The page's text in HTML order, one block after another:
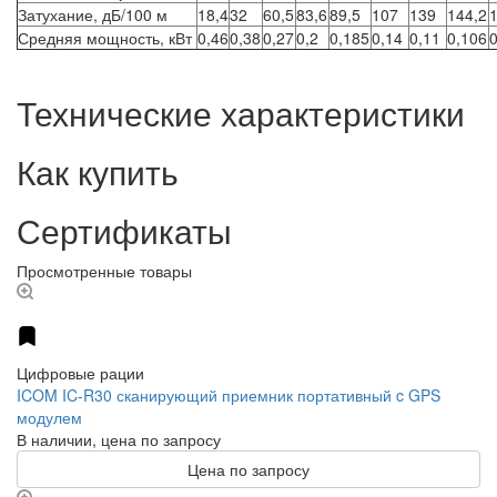
Затухание, дБ/100 м
18,432 60,583,689,5 107 139 144,2
Средняя мощность, кВт 0,460,380,270,2 0,1850,14 0,11 0,106
Технические характеристики
Как купить
Сертификаты
Просмотренные товары
Цифровые рации
ICOM IC-R30 сканирующий приемник портативный c GPS
модулем
В наличии, цена по запросу
Цена по запросу